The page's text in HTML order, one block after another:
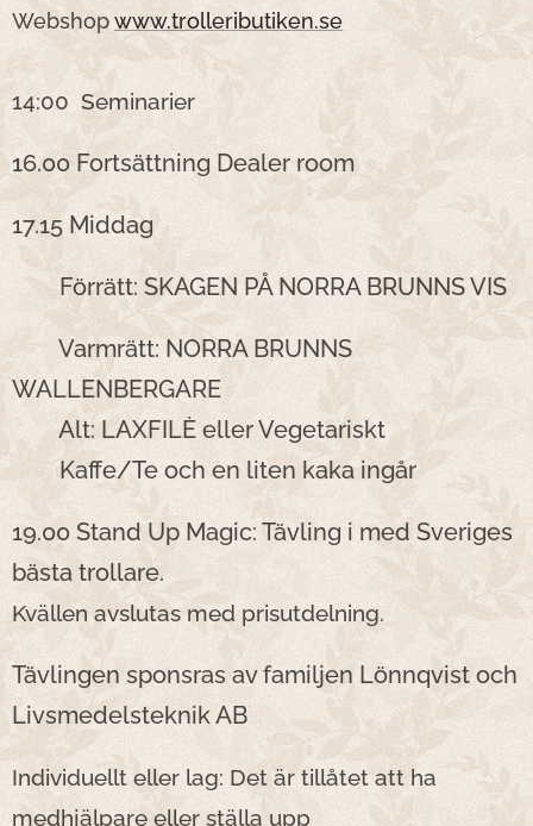
Webshopwww.trolleributiken.se
14:00 Seminarier
16.00 Fortsättning Dealer room
17.15 Middag
Förrätt: SKAGEN PÅ NORRA BRUNNS VIS
Varmrätt: NORRA BRUNNS
WALLENBERGARE
Alt: LAXFILÈ eller Vegetariskt
Kaffe/Te och en liten kaka ingår
19.00 Stand Up Magic: Tävling i med Sveriges
bästa trollare.
Kvällen avslutas med prisutdelning.
Tävlingen sponsras av familjen Lönnqvist och
Livsmedelsteknik AB
Individuellt eller lag: Det är tillåtet att ha
medhjälpare eller ställa upp